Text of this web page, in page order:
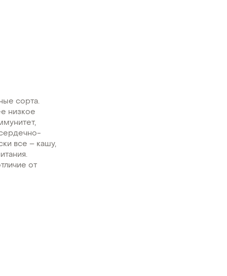
сорта.
низкое
все – кашу,
от